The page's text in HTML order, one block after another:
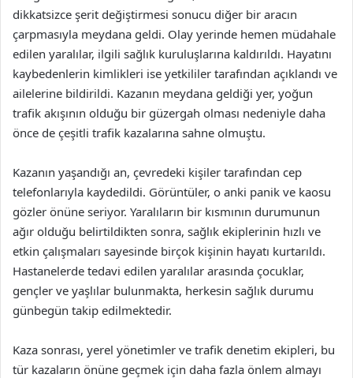
dikkatsizce şerit değiştirmesi sonucu diğer bir aracın
çarpmasıyla meydana geldi. Olay yerinde hemen müdahale
edilen yaralılar, ilgili sağlık kuruluşlarına kaldırıldı. Hayatını
kaybedenlerin kimlikleri ise yetkililer tarafından açıklandı ve
ailelerine bildirildi. Kazanın meydana geldiği yer, yoğun
trafik akışının olduğu bir güzergah olması nedeniyle daha
önce de çeşitli trafik kazalarına sahne olmuştu.
Kazanın yaşandığı an, çevredeki kişiler tarafından cep
telefonlarıyla kaydedildi. Görüntüler, o anki panik ve kaosu
gözler önüne seriyor. Yaralıların bir kısmının durumunun
ağır olduğu belirtildikten sonra, sağlık ekiplerinin hızlı ve
etkin çalışmaları sayesinde birçok kişinin hayatı kurtarıldı.
Hastanelerde tedavi edilen yaralılar arasında çocuklar,
gençler ve yaşlılar bulunmakta, herkesin sağlık durumu
günbegün takip edilmektedir.
Kaza sonrası, yerel yönetimler ve trafik denetim ekipleri, bu
tür kazaların önüne geçmek için daha fazla önlem almayı